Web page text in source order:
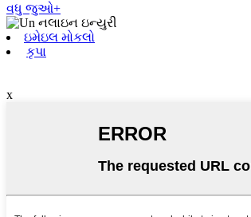
વધુ જુઓ+
ઇમેઇલ મોકલો
કૃપા
x